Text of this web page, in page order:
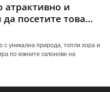
и
посетите това...
уникална природа, топли хора и
по южните склонове на